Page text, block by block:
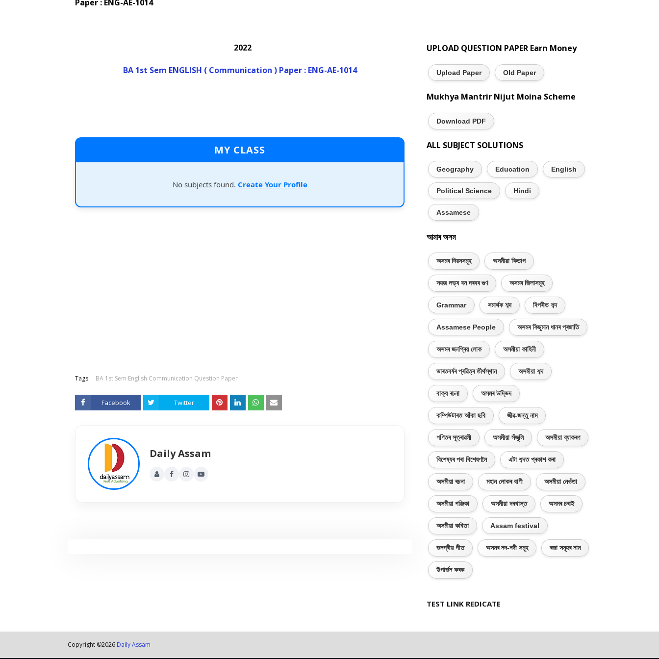
Paper : ENG-AE-1014
2022
BA 1st Sem ENGLISH ( Communication ) Paper : ENG-AE-1014
MY CLASS
No subjects found. Create Your Profile
Tags: BA 1st Sem English Communication Question Paper
Facebook Twitter
Daily Assam
UPLOAD QUESTION PAPER Earn Money
Upload Paper Old Paper
Mukhya Mantrir Nijut Moina Scheme
Download PDF
ALL SUBJECT SOLUTIONS
Geography Education English
Political Science Hindi
Assamese
আমাৰ অসম
অসমৰ দিৱসসমূহ অসমীয়া কিতাপ
সহজ লভ্য বন দৰবৰ গুণ অসমৰ জিলাসমূহ
Grammar সমাৰ্থক শব্দ বিপৰীত শব্দ
Assamese People অসমৰ কিছুমান ধানৰ প্ৰজাতি
অসমৰ জনপ্ৰিয় লোক অসমীয়া কাহিনী
ভাৰতবৰ্ষৰ প্ৰৱিত্ৰ তীৰ্থস্থান অসমীয়া শব্দ
বাক্য ৰচনা অসমৰ উদ্ভিদ
কম্পিউটাৰত আঁকা ছবি জীৱ-জন্তু নাম
গণিতৰ সূত্ৰাৱলী অসমীয়া সঁজুলি অসমীয়া ব্যাকৰণ
বিশেষ্যৰ পৰা বিশেষণলৈ এটা শব্দত প্ৰকাশ কৰা
অসমীয়া ৰচনা মহান লোকৰ বাণী অসমীয়া নেওঁতা
অসমীয়া পঞ্জিকা অসমীয়া দৰখাস্ত অসমৰ চৰাই
অসমীয়া কবিতা Assam festival
জনপ্ৰীয় গীত অসমৰ নদ-নদী সমূহ ৰজা সমূহৰ নাম
উপাৰ্জন কৰক
TEST LINK REDICATE
Copyright ©2026 Daily Assam